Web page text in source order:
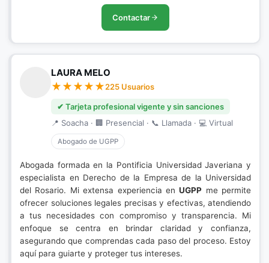
Contactar
LAURA MELO
225 Usuarios
✔ Tarjeta profesional vigente y sin sanciones
📍 Soacha · 🏢 Presencial · 📞 Llamada · 💻 Virtual
Abogado de UGPP
Abogada formada en la Pontificia Universidad Javeriana y
especialista en Derecho de la Empresa de la Universidad
del Rosario. Mi extensa experiencia enUGPP me permite
ofrecer soluciones legales precisas y efectivas, atendiendo
a tus necesidades con compromiso y transparencia. Mi
enfoque se centra en brindar claridad y confianza,
asegurando que comprendas cada paso del proceso. Estoy
aquí para guiarte y proteger tus intereses.